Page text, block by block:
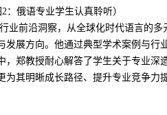
2：俄语专业学生认真聆听）
业前沿洞察，从全球化时代语言的
展方向。他通过典型学术案例与行
郑教授耐心解答了学生关于专业深
其明晰成长路径、提升专业竞争力